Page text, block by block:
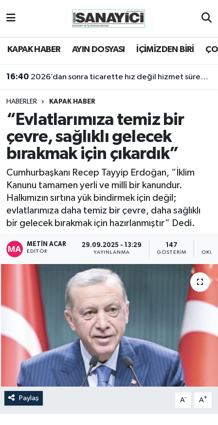
KAPAK HABER AYIN DOSYASI İÇİMİZDEN BİRİ
16:40 2026’dan sonra ticarette hız değil hizmet sürekliliği öne çıkacak
HABERLER KAPAK HABER
“Evlatlarımıza temiz bir
çevre, sağlıklı gelecek
bırakmak için çıkardık”
​​​​​​​Cumhurbaşkanı Recep Tayyip Erdoğan, “İklim
Kanunu tamamen yerli ve millî bir kanundur.
Halkımızın sırtına yük bindirmek için değil;
evlatlarımıza daha temiz bir çevre, daha sağlıklı
bir gelecek bırakmak için hazırlanmıştır” Dedi.
METIN ACAR
EDITÖR
29.09.2025 - 13:29
YAYINLANMA
147
GÖSTERIM
Paylaş A- A+
Tekirdağ Nöbetçi Eczaneler
Tekirdağ Trafik Yoğunluk Haritası
Süper Lig Puan Durumu ve Fikstür
Tüm Manşetler
Son Dakika Haberleri
Haber Arşivi